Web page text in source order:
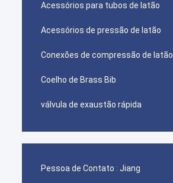
Acessórios para tubos de latão
Acessórios de pressão de latão
Conexões de compressão de latão
Coelho de Brass Bib
válvula de exaustão rápida
Pessoa de Contato : Jiang